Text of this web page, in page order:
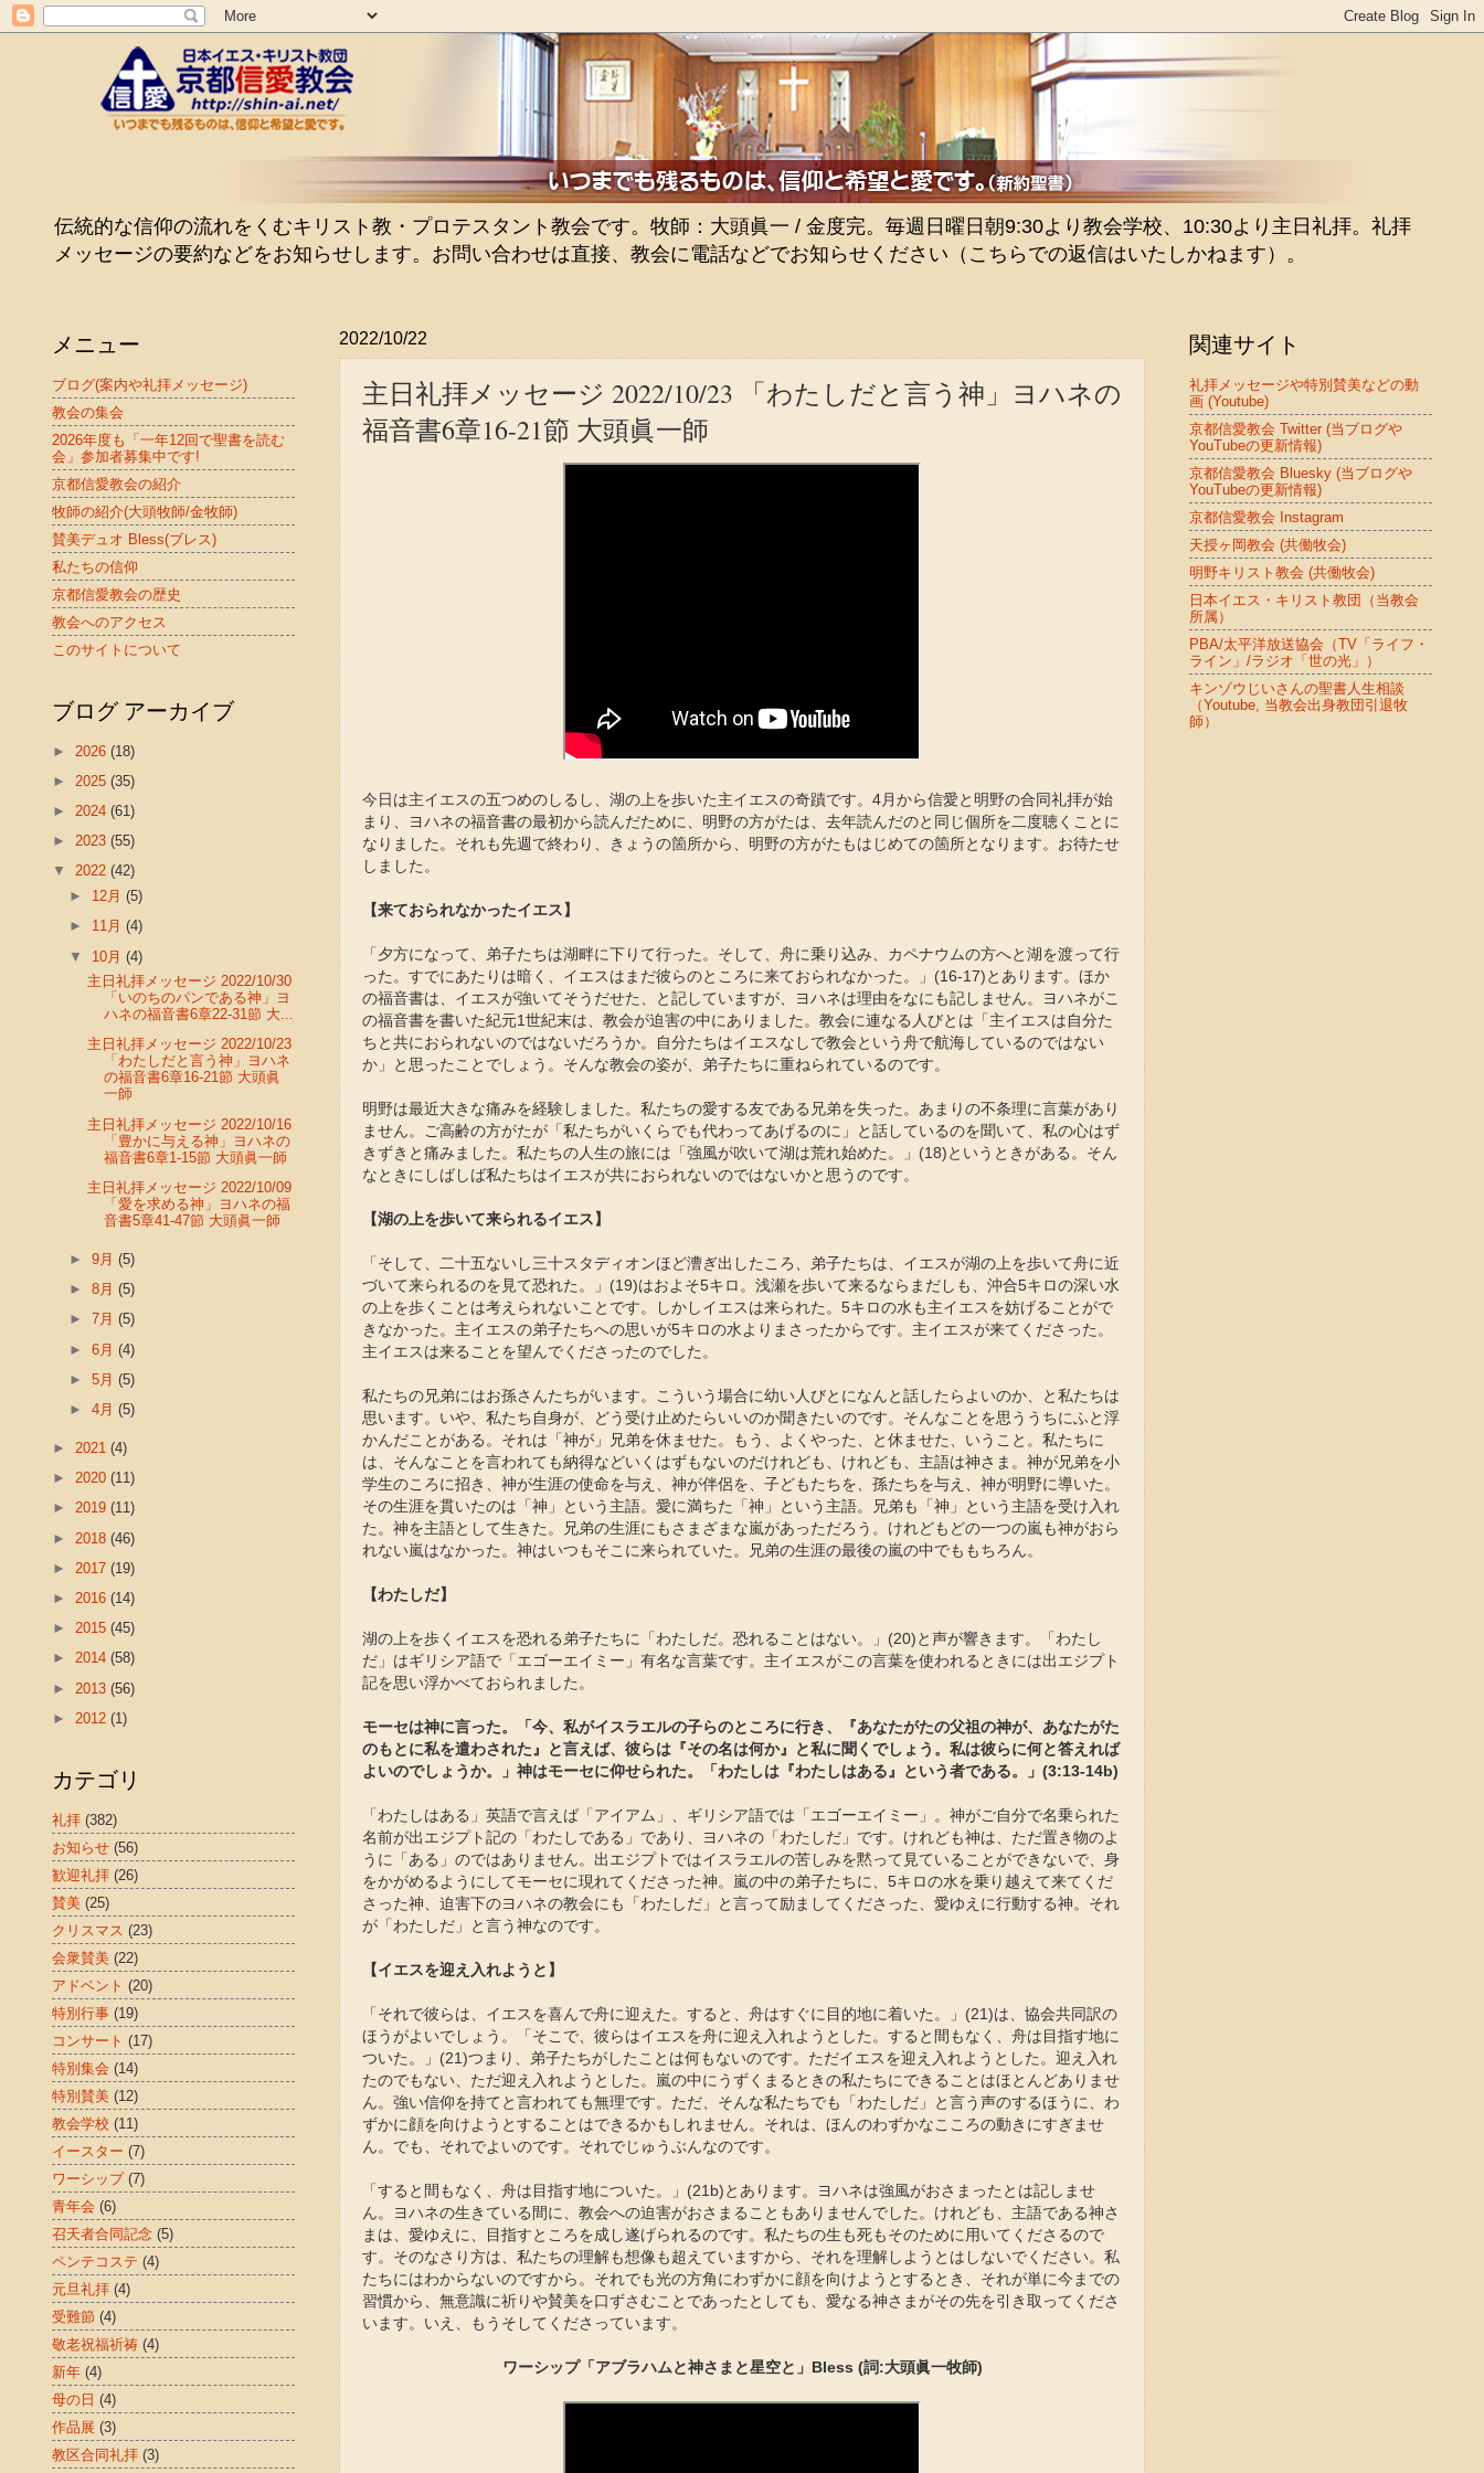
伝統的な信仰の流れをくむキリスト教・プロテスタント教会です。牧師：大頭眞一 / 金度完。毎週日曜日朝9:30より教会学校、10:30より主日礼拝。礼拝
メッセージの要約などをお知らせします。お問い合わせは直接、教会に電話などでお知らせください（こちらでの返信はいたしかねます）。
2022/10/22
主日礼拝メッセージ 2022/10/23 「わたしだと言う神」ヨハネの
福音書6章16-21節 大頭眞一師
今日は主イエスの五つめのしるし、湖の上を歩いた主イエスの奇蹟です。4月から信愛と明野の合同礼拝が始
まり、ヨハネの福音書の最初から読んだために、明野の方がたは、去年読んだのと同じ個所を二度聴くことに
なりました。それも先週で終わり、きょうの箇所から、明野の方がたもはじめての箇所となります。お待たせ
しました。
【来ておられなかったイエス】
「夕方になって、弟子たちは湖畔に下りて行った。そして、舟に乗り込み、カペナウムの方へと湖を渡って行
った。すでにあたりは暗く、イエスはまだ彼らのところに来ておられなかった。」(16-17)とあります。ほか
の福音書は、イエスが強いてそうだせた、と記していますが、ヨハネは理由をなにも記しません。ヨハネがこ
の福音書を書いた紀元1世紀末は、教会が迫害の中にありました。教会に連なる人びとは「主イエスは自分た
ちと共におられないのではないだろうか。自分たちはイエスなしで教会という舟で航海しているのではない
か」と思ったことでしょう。そんな教会の姿が、弟子たちに重ねられているのです。
明野は最近大きな痛みを経験しました。私たちの愛する友である兄弟を失った。あまりの不条理に言葉があり
ません。ご高齢の方がたが「私たちがいくらでも代わってあげるのに」と話しているのを聞いて、私の心はず
きずきと痛みました。私たちの人生の旅には「強風が吹いて湖は荒れ始めた。」(18)というときがある。そん
なときにしばしば私たちはイエスが共におられないのではないかと思うのです。
【湖の上を歩いて来られるイエス】
「そして、二十五ないし三十スタディオンほど漕ぎ出したころ、弟子たちは、イエスが湖の上を歩いて舟に近
づいて来られるのを見て恐れた。」(19)はおよそ5キロ。浅瀬を歩いて来るならまだしも、沖合5キロの深い水
の上を歩くことは考えられないことです。しかしイエスは来られた。5キロの水も主イエスを妨げることがで
きなかった。主イエスの弟子たちへの思いが5キロの水よりまさったからです。主イエスが来てくださった。
主イエスは来ることを望んでくださったのでした。
私たちの兄弟にはお孫さんたちがいます。こういう場合に幼い人びとになんと話したらよいのか、と私たちは
思います。いや、私たち自身が、どう受け止めたらいいのか聞きたいのです。そんなことを思ううちにふと浮
かんだことがある。それは「神が」兄弟を休ませた。もう、よくやった、と休ませた、いうこと。私たちに
は、そんなことを言われても納得などいくはずもないのだけれども、けれども、主語は神さま。神が兄弟を小
学生のころに招き、神が生涯の使命を与え、神が伴侶を、子どもたちを、孫たちを与え、神が明野に導いた。
その生涯を貫いたのは「神」という主語。愛に満ちた「神」という主語。兄弟も「神」という主語を受け入れ
た。神を主語として生きた。兄弟の生涯にもさまざまな嵐があっただろう。けれどもどの一つの嵐も神がおら
れない嵐はなかった。神はいつもそこに来られていた。兄弟の生涯の最後の嵐の中でももちろん。
【わたしだ】
湖の上を歩くイエスを恐れる弟子たちに「わたしだ。恐れることはない。」(20)と声が響きます。「わたし
だ」はギリシア語で「エゴーエイミー」有名な言葉です。主イエスがこの言葉を使われるときには出エジプト
記を思い浮かべておられました。
モーセは神に言った。「今、私がイスラエルの子らのところに行き、『あなたがたの父祖の神が、あなたがた
のもとに私を遣わされた』と言えば、彼らは『その名は何か』と私に聞くでしょう。私は彼らに何と答えれば
よいのでしょうか。」神はモーセに仰せられた。「わたしは『わたしはある』という者である。」(3:13-14b)
「わたしはある」英語で言えば「アイアム」、ギリシア語では「エゴーエイミー」。神がご自分で名乗られた
名前が出エジプト記の「わたしである」であり、ヨハネの「わたしだ」です。けれども神は、ただ置き物のよ
うに「ある」のではありません。出エジプトではイスラエルの苦しみを黙って見ていることができないで、身
をかがめるようにしてモーセに現れてくださった神。嵐の中の弟子たちに、5キロの水を乗り越えて来てくだ
さった神、迫害下のヨハネの教会にも「わたしだ」と言って励ましてくださった、愛ゆえに行動する神。それ
が「わたしだ」と言う神なのです。
【イエスを迎え入れようと】
「それで彼らは、イエスを喜んで舟に迎えた。すると、舟はすぐに目的地に着いた。」(21)は、協会共同訳の
ほうがよいでしょう。「そこで、彼らはイエスを舟に迎え入れようとした。すると間もなく、舟は目指す地に
ついた。」(21)つまり、弟子たちがしたことは何もないのです。ただイエスを迎え入れようとした。迎え入れ
たのでもない、ただ迎え入れようとした。嵐の中にうずくまるときの私たちにできることはほとんどありませ
ん。強い信仰を持てと言われても無理です。ただ、そんな私たちでも「わたしだ」と言う声のするほうに、わ
ずかに顔を向けようとすることはできるかもしれません。それは、ほんのわずかなこころの動きにすぎませ
ん。でも、それでよいのです。それでじゅうぶんなのです。
「すると間もなく、舟は目指す地についた。」(21b)とあります。ヨハネは強風がおさまったとは記しませ
ん。ヨハネの生きている間に、教会への迫害がおさまることもありませんでした。けれども、主語である神さ
まは、愛ゆえに、目指すところを成し遂げられるのです。私たちの生も死もそのために用いてくださるので
す。そのなさり方は、私たちの理解も想像も超えていますから、それを理解しようとはしないでください。私
たちにはわからないのですから。それでも光の方角にわずかに顔を向けようとするとき、それが単に今までの
習慣から、無意識に祈りや賛美を口ずさむことであったとしても、愛なる神さまがその先を引き取ってくださ
います。いえ、もうそしてくださっています。
ワーシップ「アブラハムと神さまと星空と」Bless (詞:大頭眞一牧師)
メニュー
ブログ(案内や礼拝メッセージ)
教会の集会
2026年度も「一年12回で聖書を読む
会」参加者募集中です!
京都信愛教会の紹介
牧師の紹介(大頭牧師/金牧師)
賛美デュオ Bless(ブレス)
私たちの信仰
京都信愛教会の歴史
教会へのアクセス
このサイトについて
ブログ アーカイブ
► 2026 (18)
► 2025 (35)
► 2024 (61)
► 2023 (55)
▼ 2022 (42)
► 12月(5)
► 11月(4)
▼ 10月(4)
主日礼拝メッセージ 2022/10/30
「いのちのパンである神」ヨ
ハネの福音書6章22-31節 大...
主日礼拝メッセージ 2022/10/23
「わたしだと言う神」ヨハネ
の福音書6章16-21節 大頭眞
一師
主日礼拝メッセージ 2022/10/16
「豊かに与える神」ヨハネの
福音書6章1-15節 大頭眞一師
主日礼拝メッセージ 2022/10/09
「愛を求める神」ヨハネの福
音書5章41-47節 大頭眞一師
►9月(5)
►8月(5)
►7月(5)
►6月(4)
►5月(5)
►4月(5)
► 2021 (4)
► 2020 (11)
► 2019 (11)
► 2018 (46)
► 2017 (19)
► 2016 (14)
► 2015 (45)
► 2014 (58)
► 2013 (56)
► 2012 (1)
カテゴリ
礼拝 (382)
お知らせ (56)
歓迎礼拝 (26)
賛美 (25)
クリスマス (23)
会衆賛美 (22)
アドベント (20)
特別行事 (19)
コンサート (17)
特別集会 (14)
特別賛美 (12)
教会学校 (11)
イースター (7)
ワーシップ (7)
青年会 (6)
召天者合同記念 (5)
ペンテコステ (4)
元旦礼拝 (4)
受難節 (4)
敬老祝福祈祷 (4)
新年 (4)
母の日 (4)
作品展 (3)
教区合同礼拝 (3)
関連サイト
礼拝メッセージや特別賛美などの動
画 (Youtube)
京都信愛教会 Twitter (当ブログや
YouTubeの更新情報)
京都信愛教会 Bluesky (当ブログや
YouTubeの更新情報)
京都信愛教会 Instagram
天授ヶ岡教会 (共働牧会)
明野キリスト教会 (共働牧会)
日本イエス・キリスト教団（当教会
所属）
PBA/太平洋放送協会（TV「ライフ・
ライン」/ラジオ「世の光」）
キンゾウじいさんの聖書人生相談
（Youtube, 当教会出身教団引退牧
師）